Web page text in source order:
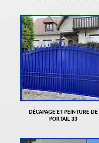
DÉCAPAGE ET PEINTURE DE
PORTAIL 33